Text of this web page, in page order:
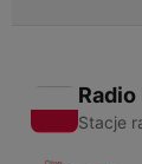
Stacje